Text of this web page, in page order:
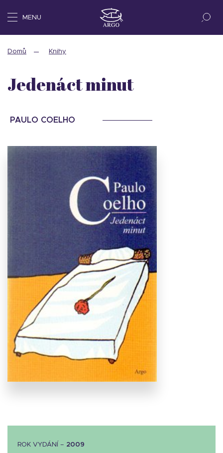
MENU
Domů Knihy
Jedenáct minut
PAULO COELHO
ROK VYDÁNÍ – 2009